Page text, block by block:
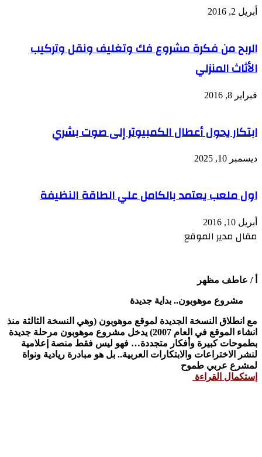
أبريل 2, 2016
الربح من فكرة مشروع فك وتغليف ونقل وتركيب
الأثاث المنزلي
فبراير 8, 2016
ابتكار يحول أعطال الكمبيوتر إلى صوت بشري
ديسمبر 10, 2025
اول ملعب يعتمد بالكامل علي الطاقة النظيفة
أبريل 10, 2016
مقال مدير الموقع
أ / عاطف مظهر
مشروع موهوبون.. بداية جديدة
مع انطلاق النسخة الجديدة لموقع موهوبون (وهي النسخة الثالثة منذ
انشاء الموقع في العام 2007) يدخل مشروع موهوبون مرحلة جديدة
بطموحات كبيرة وأفكار متجددة… فهو ليس فقط منصة إعلامية
لنشر الاختراعات والابتكارات العربية.. بل هو مبادرة ريادية ونواة
لمشرع عربي طموح
إستكمال القراءة